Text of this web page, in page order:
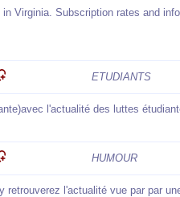
Virginia. Subscription rates and
ETUDIANTS
l'actualité des luttes
HUMOUR
l'actualité vue par par